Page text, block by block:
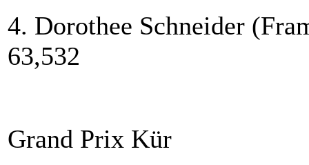
4. Dorothee Schneider
63,532
Grand Prix Kür